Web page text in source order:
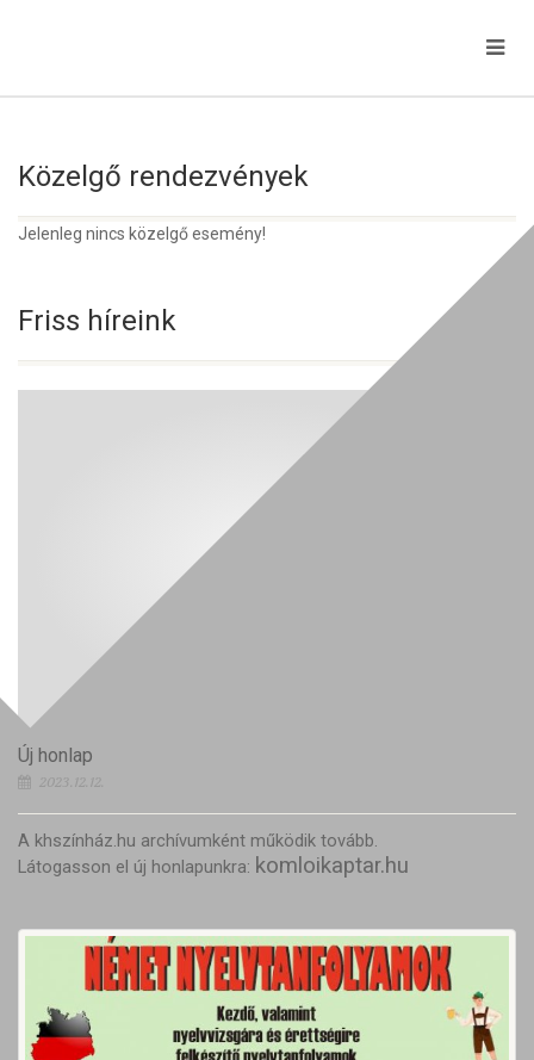
Közelgő rendezvények
Jelenleg nincs közelgő esemény!
Friss híreink
Új honlap
2023.12.12.
A khszínház.hu archívumként működik tovább.
Látogasson el új honlapunkra: komloikaptar.hu